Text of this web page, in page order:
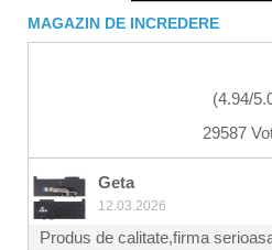
MAGAZIN DE INCREDERE
(4.94/
29587
Geta
12.03.2026
Produs de calitate,firma